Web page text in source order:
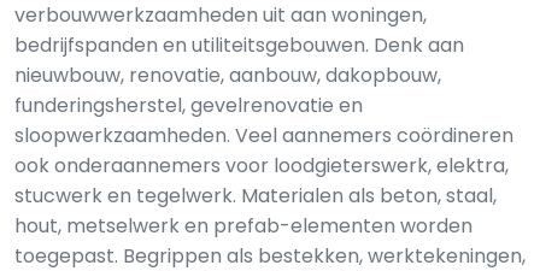
verbouwwerkzaamheden uit aan woningen,
bedrijfspanden en utiliteitsgebouwen. Denk aan
nieuwbouw, renovatie, aanbouw, dakopbouw,
funderingsherstel, gevelrenovatie en
sloopwerkzaamheden. Veel aannemers coördineren
ook onderaannemers voor loodgieterswerk, elektra,
stucwerk en tegelwerk. Materialen als beton, staal,
hout, metselwerk en prefab-elementen worden
toegepast. Begrippen als bestekken, werktekeningen,